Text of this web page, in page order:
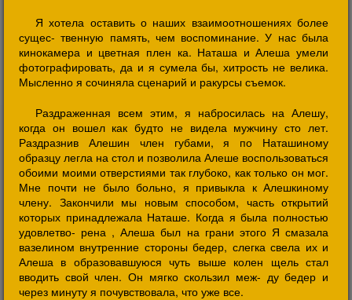
Я хотела оставить о наших взаимоотношениях более
сущес- твенную память, чем воспоминание. У нас была
кинокамера и цветная плен ка. Наташа и Алеша умели
фотографировать, да и я сумела бы, хитрость не велика.
Мысленно я сочиняла сценарий и ракурсы съемок.
Раздраженная всем этим, я набросилась на Алешу,
когда он вошел как будто не видела мужчину сто лет.
Раздразнив Алешин член губами, я по Наташиному
образцу легла на стол и позволила Алеше воспользоваться
обоими моими отверстиями так глубоко, как только он мог.
Мне почти не было больно, я привыкла к Алешкиному
члену. Закончили мы новым способом, часть открытий
которых принадлежала Наташе. Когда я была полностью
удовлетво- рена , Алеша был на грани этого Я смазала
вазелином внутренние стороны бедер, слегка свела их и
Алеша в образовавшуюся чуть выше колен щель стал
вводить свой член. Он мягко скользил меж- ду бедер и
через минуту я почувствовала, что уже все.